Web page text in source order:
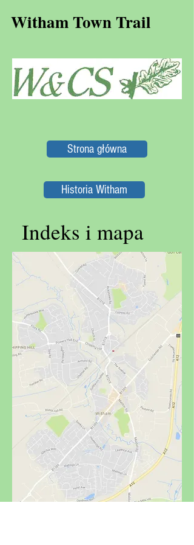
Witham Town Trail
Indeks i mapa
Strona główna
Historia Witham